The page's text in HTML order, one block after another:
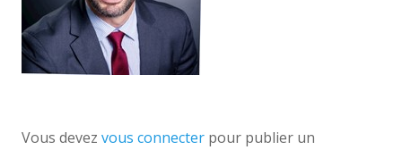
Vous devez vous connecter pour publier un